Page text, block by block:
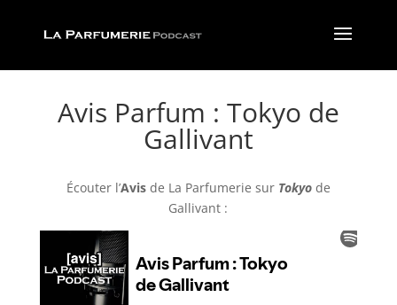
Avis Parfum : Tokyo de
Gallivant
Écouter l’Avis de La Parfumerie sur Tokyo de
Gallivant :